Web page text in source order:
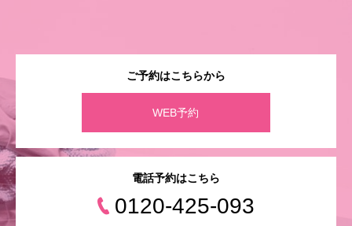
ご予約はこちらから
WEB予約
電話予約はこちら
0120-425-093